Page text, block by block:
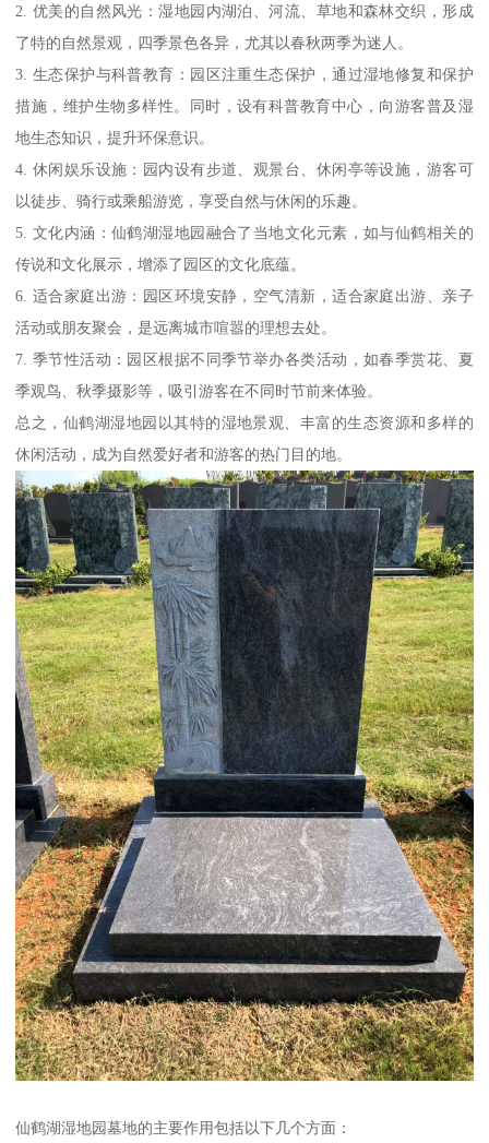
2. 优美的自然风光：湿地园内湖泊、河流、草地和森林交织，形成
了特的自然景观，四季景色各异，尤其以春秋两季为迷人。
3. 生态保护与科普教育：园区注重生态保护，通过湿地修复和保护
措施，维护生物多样性。同时，设有科普教育中心，向游客普及湿
地生态知识，提升环保意识。
4. 休闲娱乐设施：园内设有步道、观景台、休闲亭等设施，游客可
以徒步、骑行或乘船游览，享受自然与休闲的乐趣。
5. 文化内涵：仙鹤湖湿地园融合了当地文化元素，如与仙鹤相关的
传说和文化展示，增添了园区的文化底蕴。
6. 适合家庭出游：园区环境安静，空气清新，适合家庭出游、亲子
活动或朋友聚会，是远离城市喧嚣的理想去处。
7. 季节性活动：园区根据不同季节举办各类活动，如春季赏花、夏
季观鸟、秋季摄影等，吸引游客在不同时节前来体验。
总之，仙鹤湖湿地园以其特的湿地景观、丰富的生态资源和多样的
休闲活动，成为自然爱好者和游客的热门目的地。
仙鹤湖湿地园墓地的主要作用包括以下几个方面：